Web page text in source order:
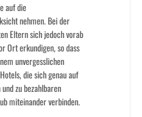
auf die
nehmen. Bei der
Eltern sich jedoch vorab
Ort erkundigen, so dass
unvergesslichen
die sich genau auf
zu bezahlbaren
miteinander verbinden.